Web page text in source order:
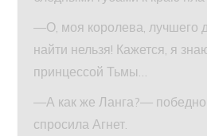
—О, моя королева, лучшего
найти нельзя! Кажется, я
принцессой Тьмы…
—А как же Ланга?—
спросила Агнет.